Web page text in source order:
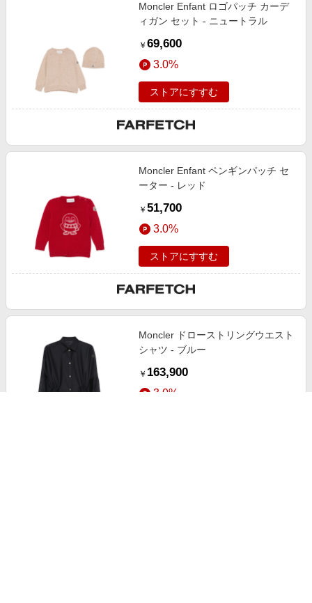
Moncler Enfant ロゴパッチ カーデ
ィガン セット - ニュートラル
￥ 69,600
3.0%
ストアにすすむ
Moncler Enfant ペンギンパッチ セ
ーター - レッド
￥ 51,700
3.0%
ストアにすすむ
Moncler ドローストリングウエスト
シャツ - ブルー
￥ 163,900
3.0%